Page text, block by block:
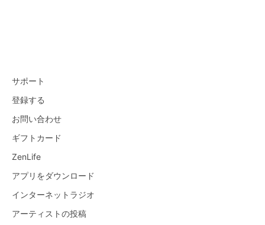
サポート
登録する
お問い合わせ
ギフトカード
ZenLife
アプリをダウンロード
インターネットラジオ
アーティストの投稿